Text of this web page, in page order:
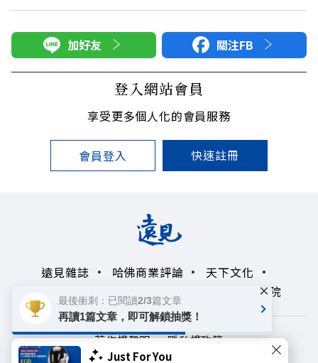
Just For You
加好友 關注FB
登入網站會員
享受更多個人化的會員服務
會員登入 快速註冊
遠見雜誌 哈佛商業評論
天下文化
未來親子學習平台
50+ 領導影響力學院
著作權聲明
隱私權政策
最後衝刺：已閱讀2/3篇文章
再讀1篇文章，即可解鎖抽獎！
×